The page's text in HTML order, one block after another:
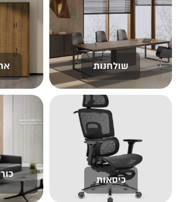
שולחנות
כיסאות